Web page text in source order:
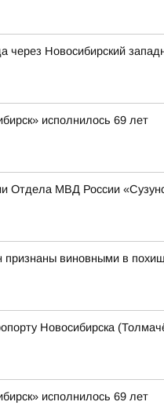
через Новосибирский
исполнилось 69 лет
Отдела МВД России
признаны виновными в
Новосибирска
исполнилось 69 лет